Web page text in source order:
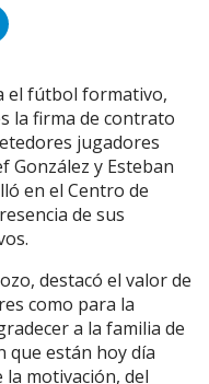
el fútbol formativo,
la firma de contrato
jugadores
González y Esteban
en el Centro de
de sus
, destacó el valor de
como para la
a la familia de
que están hoy día
la motivación, del